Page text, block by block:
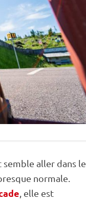
aller dans le
normale.
, elle est